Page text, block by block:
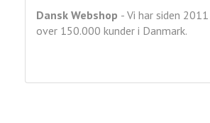
Dansk Webshop - Vi har siden
over 150.000 kunder i Danmark.